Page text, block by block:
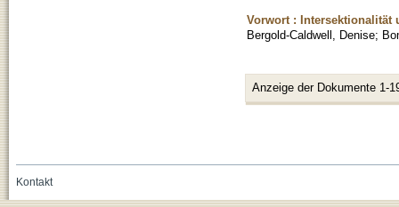
Vorwort : Intersektionalität
Bergold-Caldwell, Denise;
Anzeige der Dokumente 1-
Kontakt